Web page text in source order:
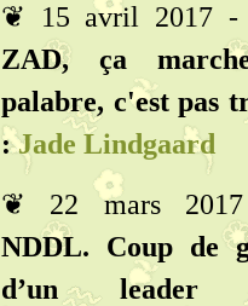
❦ 15 avril 2017
ZAD, ça
palabre, c'est pas
:Jade Lindgaard
❦ 22 mars
NDDL. Coup de
d’un leader